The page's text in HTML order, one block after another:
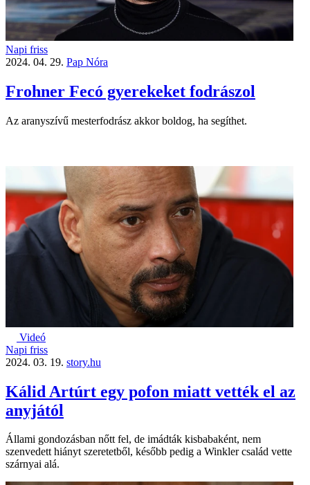
Napi friss
2024. 04. 29. Pap Nóra
Frohner Fecó gyerekeket fodrászol
Az aranyszívű mesterfodrász akkor boldog, ha segíthet.
Videó
Napi friss
2024. 03. 19. story.hu
Kálid Artúrt egy pofon miatt vették el az
anyjától
Állami gondozásban nőtt fel, de imádták kisbabaként, nem
szenvedett hiányt szeretetből, később pedig a Winkler család vette
szárnyai alá.